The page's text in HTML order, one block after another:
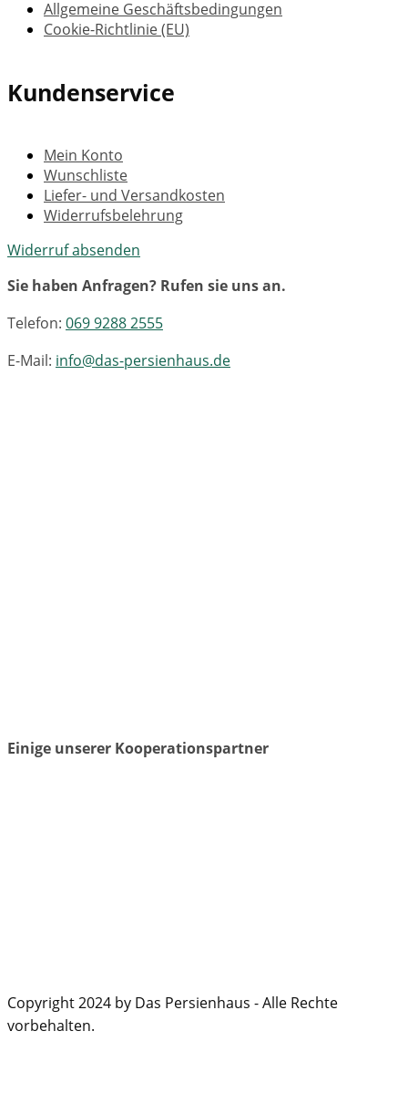
Allgemeine Geschäftsbedingungen
Cookie-Richtlinie (EU)
Kundenservice
Mein Konto
Wunschliste
Liefer- und Versandkosten
Widerrufsbelehrung
Widerruf absenden
Sie haben Anfragen? Rufen sie uns an.
Telefon: 069 9288 2555
E-Mail: info@das-persienhaus.de
Einige unserer Kooperationspartner
Copyright 2024 by Das Persienhaus - Alle Rechte
vorbehalten.